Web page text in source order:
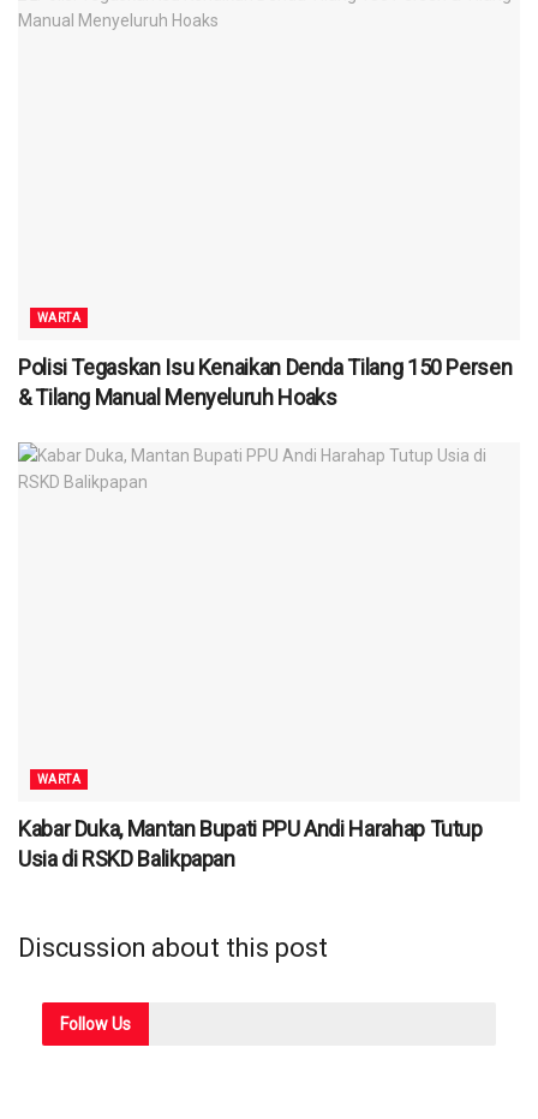
WARTA
Polisi Tegaskan Isu Kenaikan Denda Tilang 150 Persen
& Tilang Manual Menyeluruh Hoaks
WARTA
Kabar Duka, Mantan Bupati PPU Andi Harahap Tutup
Usia di RSKD Balikpapan
Discussion about this post
FollowUs